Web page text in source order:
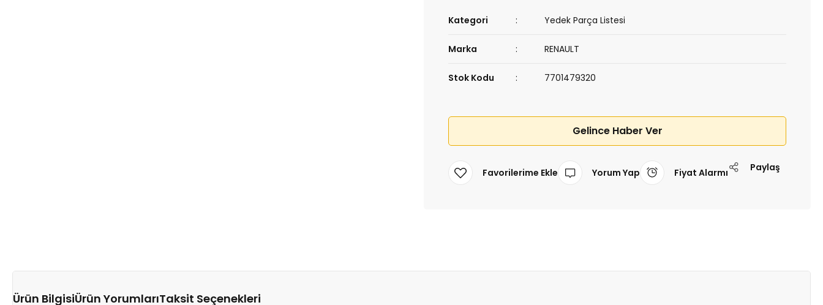
Kategori Yedek Parça Listesi
Marka RENAULT
Stok Kodu 7701479320
Gelince Haber Ver
Yorum Yap Fiyat Alarmı Paylaş
Ürün BilgisiÜrün YorumlarıTaksit Seçenekleri